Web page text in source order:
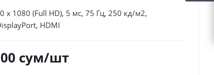
x 1080 (Full HD), 5 мс, 75 Гц, 250 кд/м2,
HDMI
сум/шт